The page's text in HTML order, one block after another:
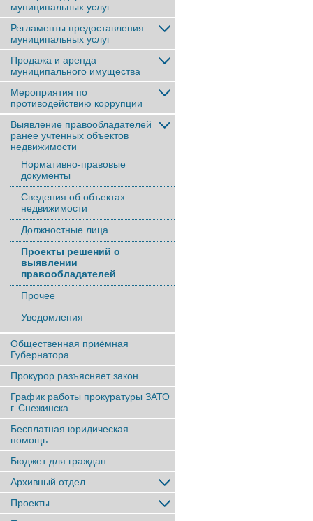
муниципальных услуг
Регламенты предоставления
муниципальных услуг
Продажа и аренда
муниципального имущества
Мероприятия по
противодействию коррупции
Выявление правообладателей
ранее учтенныx объектов
недвижимости
Нормативно-правовые
документы
Сведения об объектах
недвижимости
Должностные лица
Проекты решений о
выявлении
правообладателей
Прочее
Уведомления
Общественная приёмная
Губернатора
Прокурор разъясняет закон
График работы прокуратуры ЗАТО
г. Снежинска
Бесплатная юридическая
помощь
Бюджет для граждан
Архивный отдел
Проекты